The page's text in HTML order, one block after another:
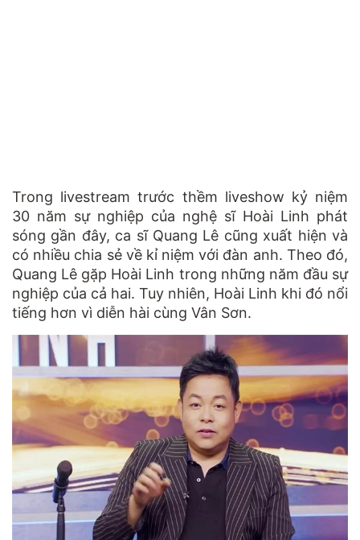
Trong livestream trước thềm liveshow kỷ niệm
30 năm sự nghiệp của nghệ sĩ Hoài Linh phát
sóng gần đây, ca sĩ Quang Lê cũng xuất hiện và
có nhiều chia sẻ về kỉ niệm với đàn anh. Theo đó,
Quang Lê gặp Hoài Linh trong những năm đầu sự
nghiệp của cả hai. Tuy nhiên, Hoài Linh khi đó nổi
tiếng hơn vì diễn hài cùng Vân Sơn.